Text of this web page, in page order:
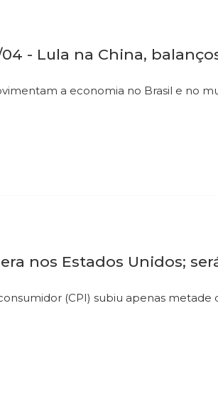
- Lula na China,
a economia no Brasil e no
nos Estados Unidos;
(CPI) subiu apenas metade